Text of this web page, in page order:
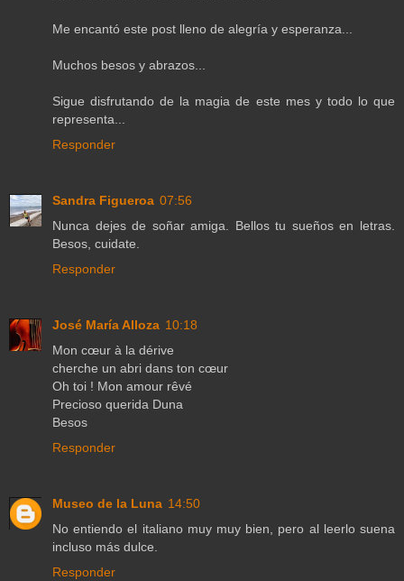
Me encantó este post lleno de alegría y esperanza...
Muchos besos y abrazos...
Sigue disfrutando de la magia de este mes y todo lo que
representa...
Responder
Sandra Figueroa 07:56
Nunca dejes de soñar amiga. Bellos tu sueños en letras.
Besos, cuidate.
Responder
José María Alloza 10:18
Mon cœur à la dérive
cherche un abri dans ton cœur
Oh toi ! Mon amour rêvé
Precioso querida Duna
Besos
Responder
Museo de la Luna 14:50
No entiendo el italiano muy muy bien, pero al leerlo suena
incluso más dulce.
Responder